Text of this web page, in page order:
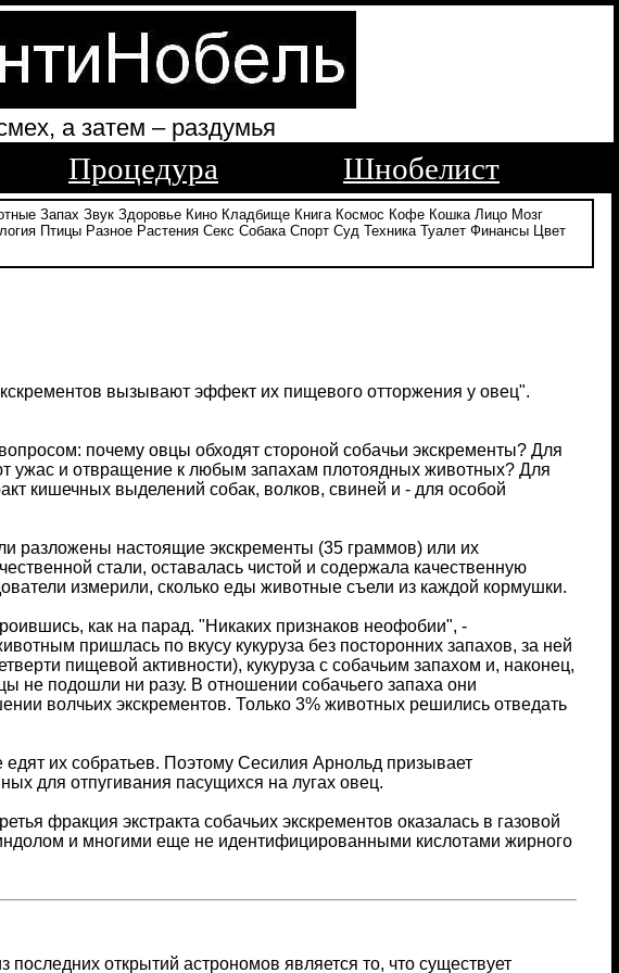
а затем – раздумья
Процедура Шнобелист
Запах Звук Здоровье Кино Кладбище Книга Космос Кофе Кошка Лицо Мозг
Птицы Разное Растения Секс Собака Спорт Суд Техника Туалет Финансы
Цвет
вызывают эффект их пищевого отторжения у овец".
почему овцы обходят стороной собачьи экскременты? Для
ужас и отвращение к любым запахам плотоядных животных? Для
кишечных выделений собак, волков, свиней и - для особой
разложены настоящие экскременты (35 граммов) или их
стали, оставалась чистой и содержала качественную
измерили, сколько еды животные съели из каждой кормушки.
как на парад. "Никаких признаков неофобии", -
пришлась по вкусу кукуруза без посторонних запахов, за ней
пищевой активности), кукуруза с собачьим запахом и, наконец,
не подошли ни разу. В отношении собачьего запаха они
волчьих экскрементов. Только 3% животных решились отведать
их собратьев. Поэтому Сесилия Арнольд призывает
для отпугивания пасущихся на лугах овец.
фракция экстракта собачьих экскрементов оказалась в газовой
и многими еще не идентифицированными кислотами жирного
открытий астрономов является то, что существует